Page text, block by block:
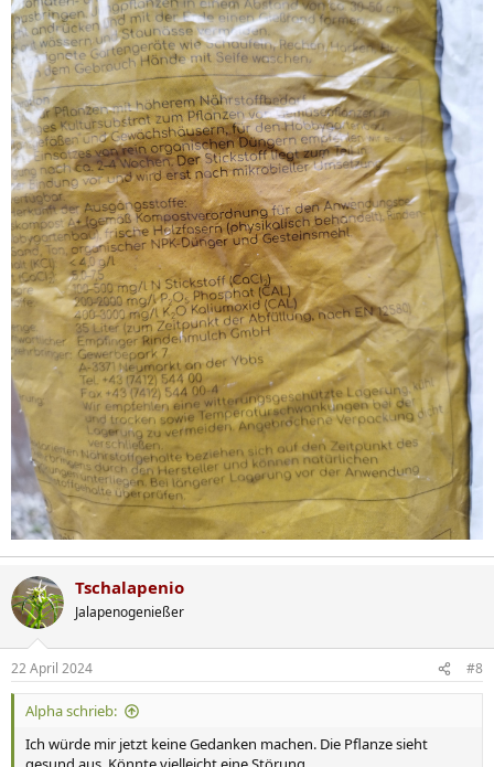
Tschalapenio
Jalapenogenießer
22 April 2024 #8
Alpha schrieb:
Ich würde mir jetzt keine Gedanken machen. Die Pflanze sieht